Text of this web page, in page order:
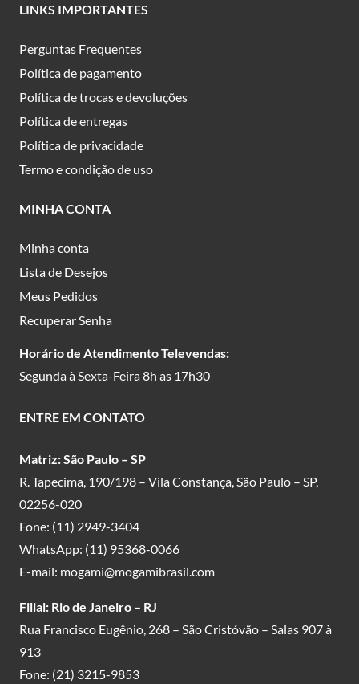
LINKS IMPORTANTES
Perguntas Frequentes
Política de pagamento
Política de trocas e devoluções
Política de entregas
Política de privacidade
Termo e condição de uso
MINHA CONTA
Minha conta
Lista de Desejos
Meus Pedidos
Recuperar Senha
Horário de Atendimento Televendas:
Segunda à Sexta-Feira 8h as 17h30
ENTRE EM CONTATO
Matriz: São Paulo – SP
R. Tapecima, 190/198 – Vila Constança, São Paulo – SP,
02256-020
Fone: (11) 2949-3404
WhatsApp: (11) 95368-0066
E-mail: mogami@mogamibrasil.com
Filial: Rio de Janeiro – RJ
Rua Francisco Eugênio, 268 – São Cristóvão – Salas 907 à
913
Fone: (21) 3215-9853